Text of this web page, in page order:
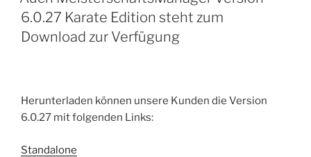
6.0.27 Karate Edition steht zum
Download zur Verfügung
Herunterladen können unsere Kunden die Version
6.0.27 mit folgenden Links:
Standalone